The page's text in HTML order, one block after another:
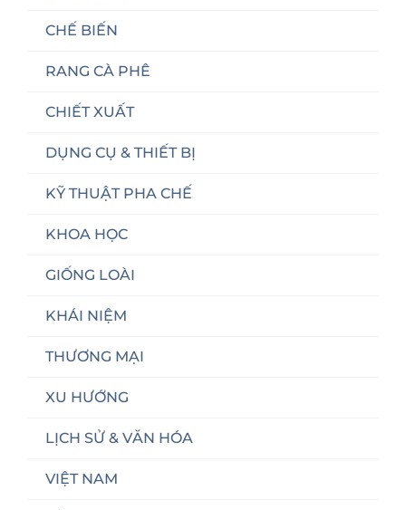
CHẾ BIẾN
RANG CÀ PHÊ
CHIẾT XUẤT
DỤNG CỤ & THIẾT BỊ
KỸ THUẬT PHA CHẾ
KHOA HỌC
GIỐNG LOÀI
KHÁI NIỆM
THƯƠNG MẠI
XU HƯỚNG
LỊCH SỬ & VĂN HÓA
VIỆT NAM